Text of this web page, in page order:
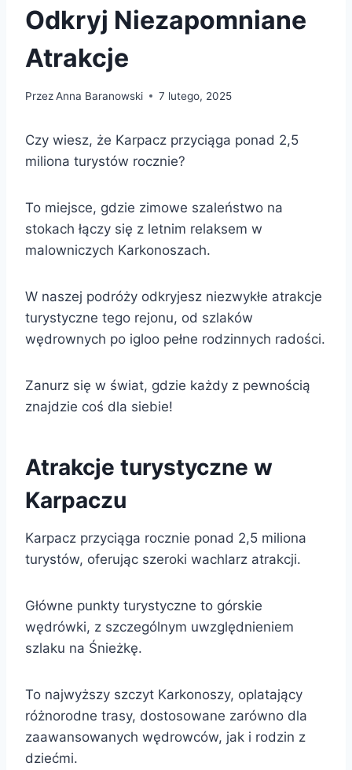
Odkryj Niezapomniane
Atrakcje
PrzezAnna Baranowski 7 lutego, 2025
Czy wiesz, że Karpacz przyciąga ponad 2,5
miliona turystów rocznie?
To miejsce, gdzie zimowe szaleństwo na
stokach łączy się z letnim relaksem w
malowniczych Karkonoszach.
W naszej podróży odkryjesz niezwykłe atrakcje
turystyczne tego rejonu, od szlaków
wędrownych po igloo pełne rodzinnych radości.
Zanurz się w świat, gdzie każdy z pewnością
znajdzie coś dla siebie!
Atrakcje turystyczne w
Karpaczu
Karpacz przyciąga rocznie ponad 2,5 miliona
turystów, oferując szeroki wachlarz atrakcji.
Główne punkty turystyczne to górskie
wędrówki, z szczególnym uwzględnieniem
szlaku na Śnieżkę.
To najwyższy szczyt Karkonoszy, oplatający
różnorodne trasy, dostosowane zarówno dla
zaawansowanych wędrowców, jak i rodzin z
dziećmi.